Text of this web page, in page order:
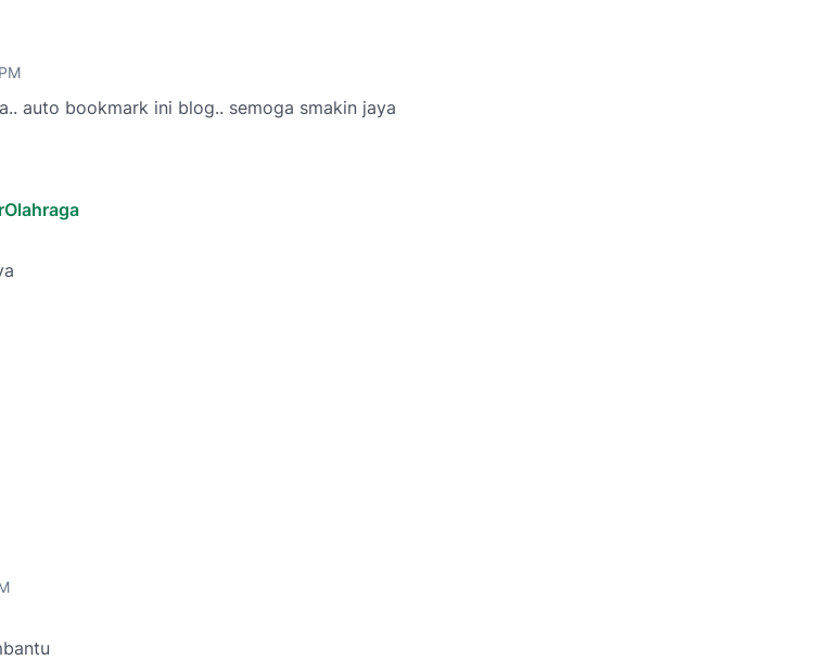
auto bookmark ini blog.. semoga smakin jaya